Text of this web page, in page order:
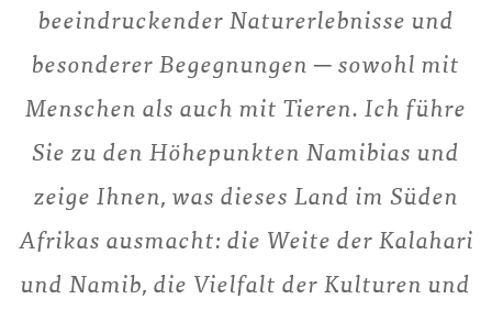
beeindruckender Naturerlebnisse und
besonderer Begegnungen ─ sowohl mit
Menschen als auch mit Tieren. Ich führe
Sie zu den Höhepunkten Namibias und
zeige Ihnen, was dieses Land im Süden
Afrikas ausmacht: die Weite der Kalahari
und Namib, die Vielfalt der Kulturen und